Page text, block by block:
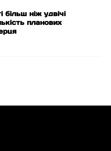
більш ніж удвічі
планових